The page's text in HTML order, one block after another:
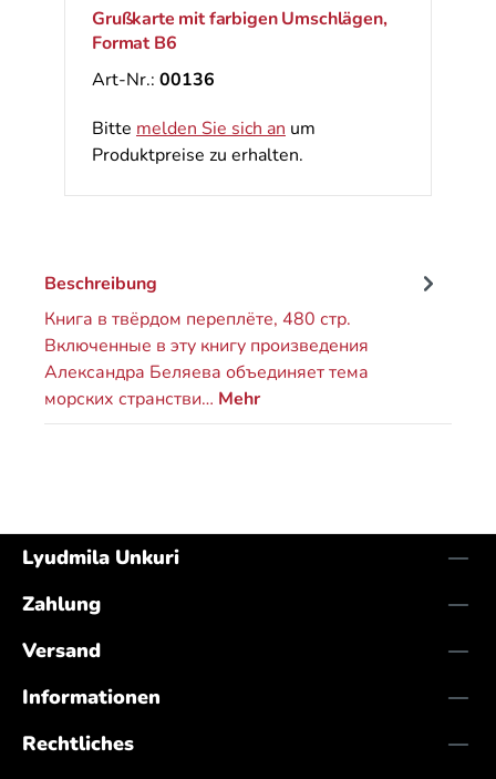
Grußkarte mit farbigen Umschlägen,
Format B6
Art-Nr.: 00136
Bitte melden Sie sich an um
Produktpreise zu erhalten.
Beschreibung
Книга в твёрдом переплёте, 480 стр.
Включенные в эту книгу произведения
Александра Беляева объединяет тема
морских странстви… Mehr
Lyudmila Unkuri
Zahlung
Versand
Informationen
Rechtliches